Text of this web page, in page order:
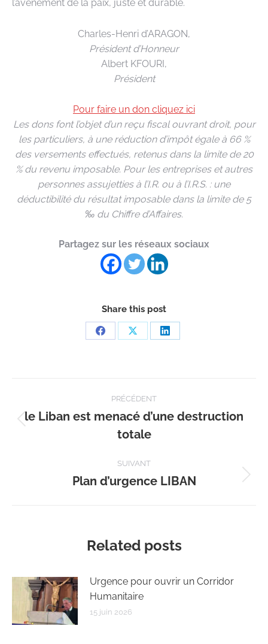
l’avènement de la paix, juste et durable.
Charles-Henri d’ARAGON,
Président d’Honneur
Albert KFOURI,
Président
Pour faire un don cliquez ici
Les dons font l’objet d’un reçu fiscal ouvrant droit, pour
les particuliers, à une réduction d’impôt égale à 66 %
des versements effectués, retenus dans la limite de 20
% du revenu imposable. Pour les entreprises et autres
personnes assujetties à l’I.R. ou à l’I.R.S. : une
déductibilité du résultat imposable dans la limite de 5
‰ du Chiffre d’Affaires.
Partagez sur les réseaux sociaux
Share this post
PartagerPartagerPartager
Navigation
article
PRÉCÉDENT
précédent
le Liban est menacé d’une destruction
totale
SUIVANT
Article
Plan d’urgence LIBAN
Related posts
Urgence pour ouvrir un Corridor
Humanitaire
15 juin 2026